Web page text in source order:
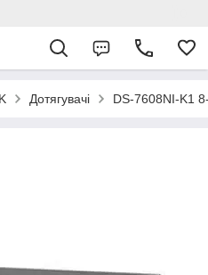
Дотягувачі DS-7608NI-K1